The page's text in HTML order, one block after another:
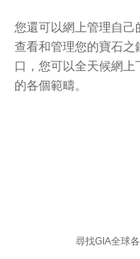
您還可以網上管理自己
查看和管理您的寶石之
口，您可以全天候網
的各個範疇。
尋找GIA全球